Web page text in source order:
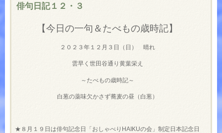
俳句日記１２・３
【今日の一句＆たべもの歳時記】
２０２３年１２月３日（日） 晴れ
雲早く世田谷通り黄葉栄え
～たべもの歳時記～
白葱の薬味欠かさず蕎麦の昼（白葱）
★８月１９日は俳句記念日「おしゃべりHAIKUの会」制定日本記念日